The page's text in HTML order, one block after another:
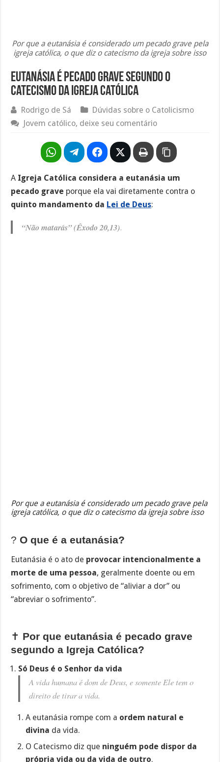
Por que a eutanásia é considerado um pecado grave pela
igreja católica, o que diz o catecismo da igreja sobre isso
Eutanásia é pecado grave segundo o
catecismo da igreja católica
Rodrigo de Sá
Dúvidas sobre o Catolicismo
Jovem católico, deixe seu comentário
A Igreja Católica considera a eutanásia um
pecado grave porque ela vai diretamente contra o
quinto mandamento da Lei de Deus:
“Não matarás” (Êxodo 20,13).
Por que a eutanásia é considerado um pecado grave pela
igreja católica, o que diz o catecismo da igreja sobre isso
? O que é a eutanásia?
Eutanásia é o ato de provocar intencionalmente a
morte de uma pessoa, geralmente doente ou em
sofrimento, com o objetivo de “aliviar a dor” ou
“abreviar o sofrimento”.
✝️ Por que eutanásia é pecado grave
segundo a Igreja Católica?
Só Deus é o Senhor da vida
A vida humana é dom de Deus, e somente Ele tem o
direito de tirar a vida.
A eutanásia rompe com a ordem natural e
divina da vida.
O Catecismo diz que ninguém pode dispor da
própria vida ou da vida de outro.